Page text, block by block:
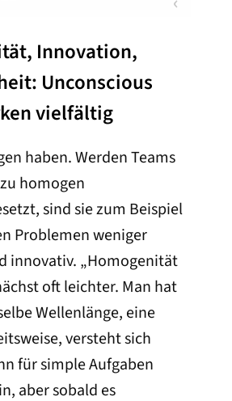
Innovation,
Unconscious
vielfältig
haben. Werden Teams
homogen
sind sie zum Beispiel
Problemen weniger
innovativ. „Homogenität
oft leichter. Man hat
Wellenlänge, eine
versteht sich
für simple Aufgaben
aber sobald es